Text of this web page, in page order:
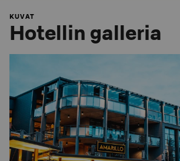
KUVAT
Hotellin galleria